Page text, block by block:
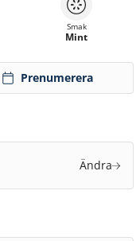
Prenumerera
Smak
Mint
Ändra